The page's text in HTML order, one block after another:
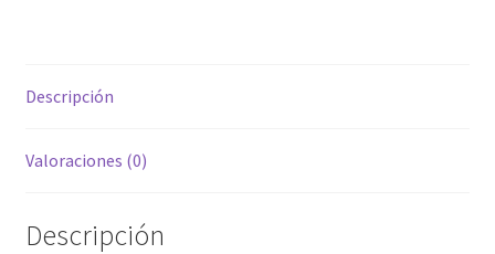
Descripción
Valoraciones (0)
Descripción